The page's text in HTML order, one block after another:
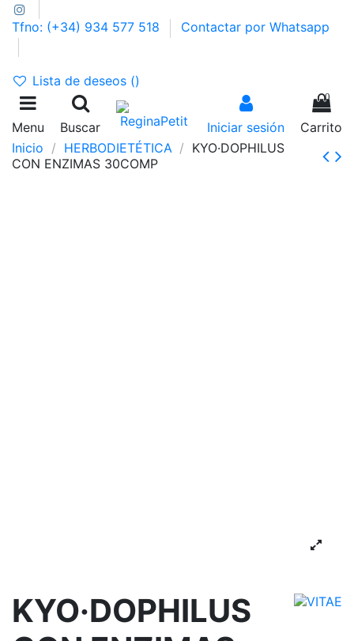
Tfno: (+34) 934 577 518 Contactar por Whatsapp
Lista de deseos ()
Menu Buscar Iniciar sesión
0
Carrito
Inicio
HERBODIETÉTICA
KYO·DOPHILUS
CON ENZIMAS 30COMP
KYO·DOPHILUS